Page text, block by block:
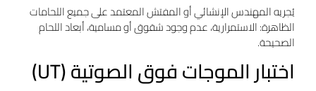
يُجريه المهندس الإنشائي أو المفتش المعتمد على جميع اللحامات
الظاهرة: الاستمرارية، عدم وجود شقوق أو مسامية، أبعاد اللحام
الصحيحة.
اختبار الموجات فوق الصوتية (UT)